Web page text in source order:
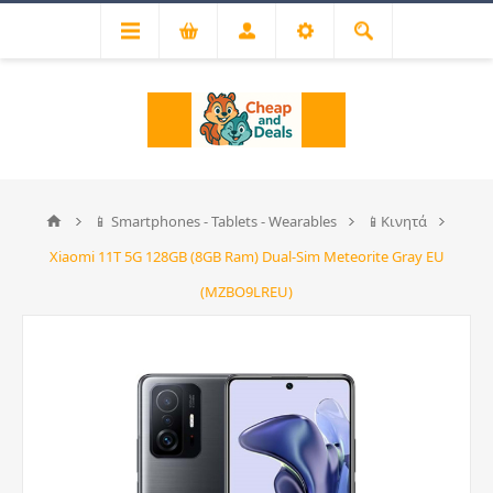
📱 Smartphones - Tablets - Wearables
📱Κινητά
Xiaomi 11T 5G 128GB (8GB Ram) Dual-Sim Meteorite Gray EU
(MZBO9LREU)